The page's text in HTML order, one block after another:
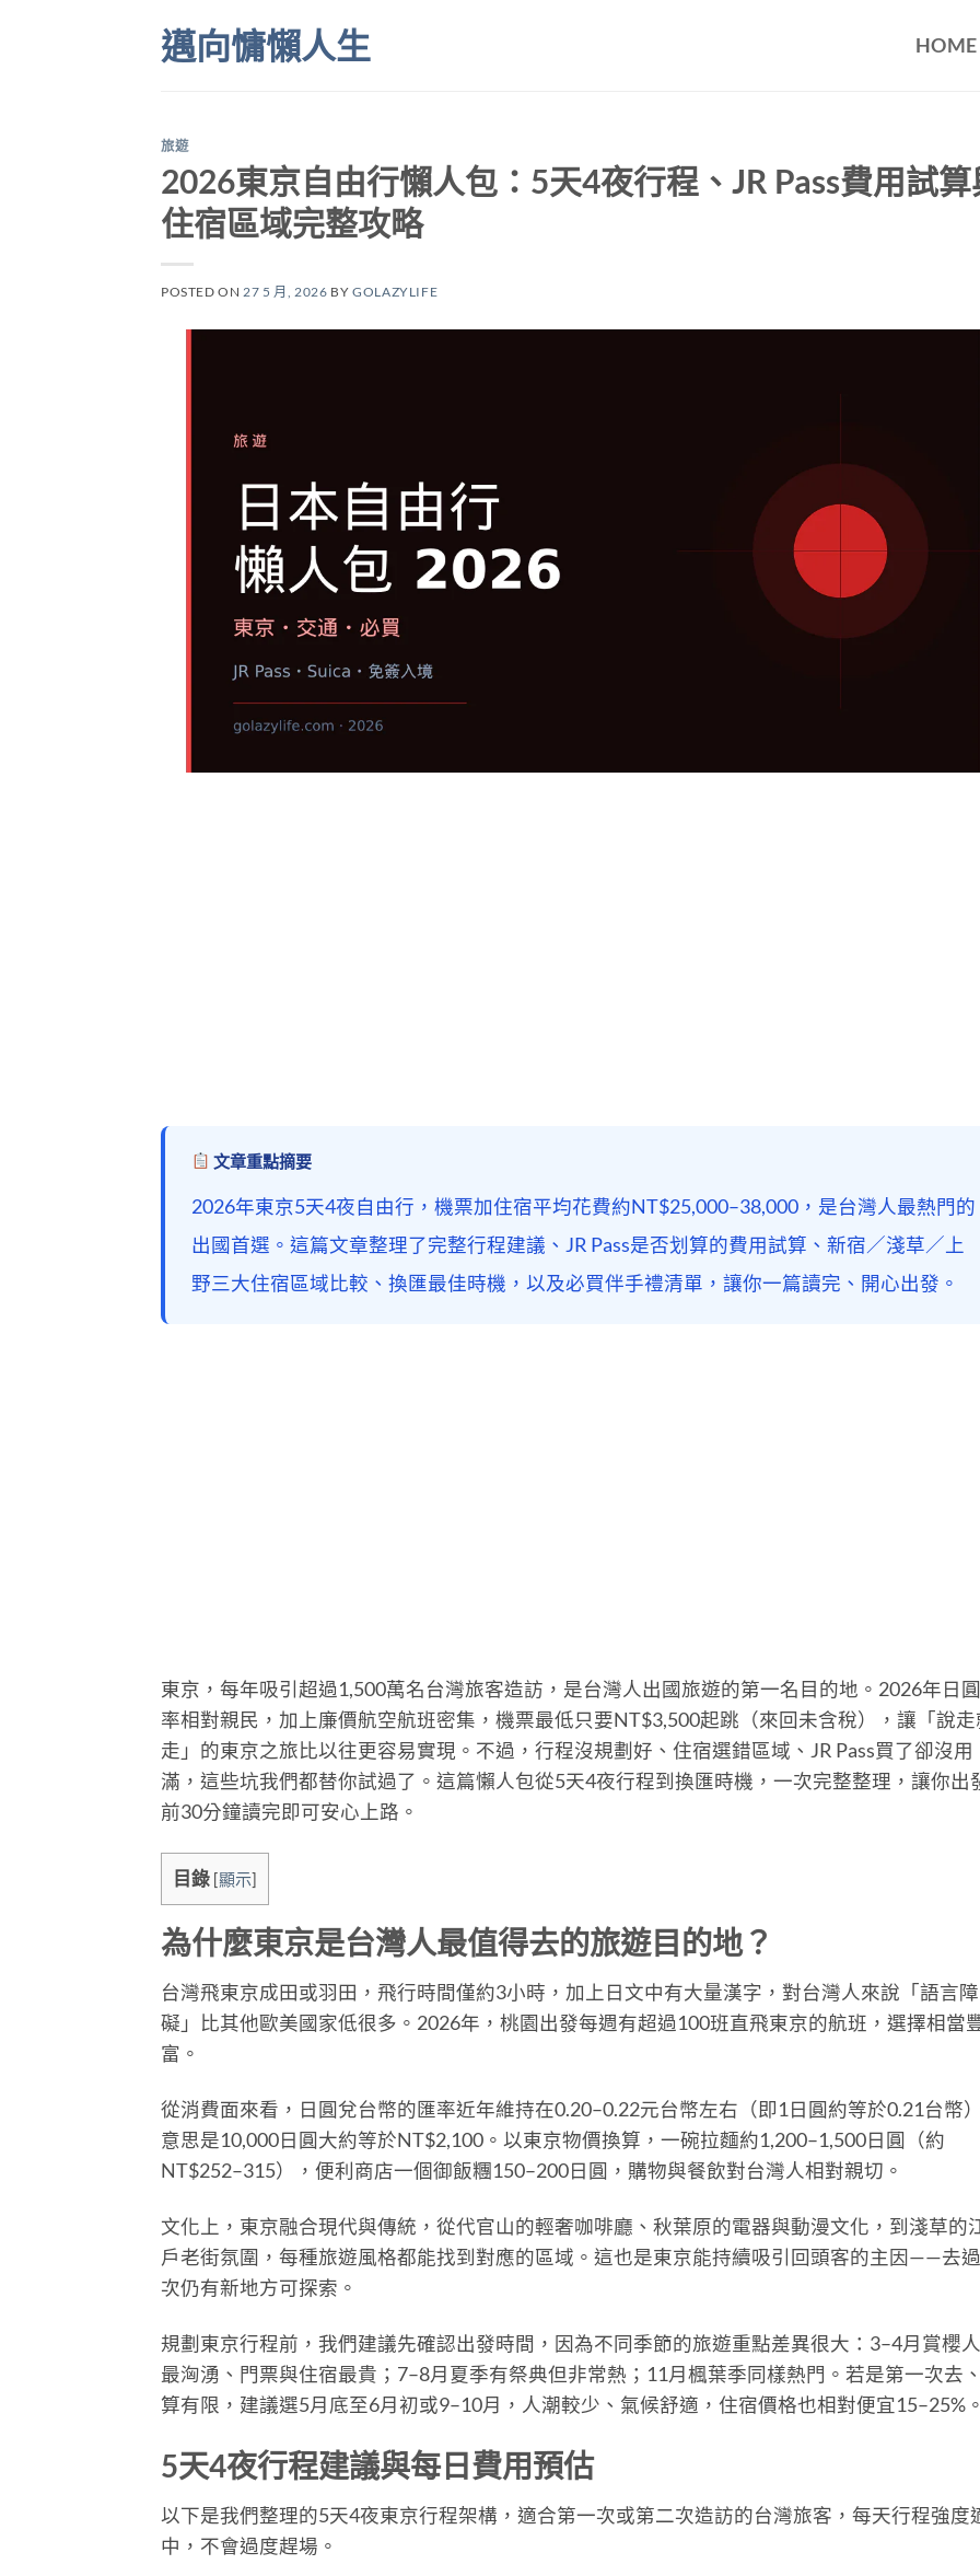
邁向慵懶人生 HOME
旅遊
2026東京自由行懶人包：5天4夜行程、JR Pass費用試算
住宿區域完整攻略
POSTED ON27 5 月, 2026 BYGOLAZYLIFE
文章重點摘要
2026年東京5天4夜自由行，機票加住宿平均花費約NT$25,000–38,000，是台灣人最熱門的
出國首選。這篇文章整理了完整行程建議、JR Pass是否划算的費用試算、新宿／淺草／上
野三大住宿區域比較、換匯最佳時機，以及必買伴手禮清單，讓你一篇讀完、開心出發。
東京，每年吸引超過1,500萬名台灣旅客造訪，是台灣人出國旅遊的第一名目的地。2026年日
率相對親民，加上廉價航空航班密集，機票最低只要NT$3,500起跳（來回未含稅），讓「說走
走」的東京之旅比以往更容易實現。不過，行程沒規劃好、住宿選錯區域、JR Pass買了卻沒用
滿，這些坑我們都替你試過了。這篇懶人包從5天4夜行程到換匯時機，一次完整整理，讓你出
前30分鐘讀完即可安心上路。
目錄 [顯示]
為什麼東京是台灣人最值得去的旅遊目的地？
台灣飛東京成田或羽田，飛行時間僅約3小時，加上日文中有大量漢字，對台灣人來說「語言障
礙」比其他歐美國家低很多。2026年，桃園出發每週有超過100班直飛東京的航班，選擇相當
富。
從消費面來看，日圓兌台幣的匯率近年維持在0.20–0.22元台幣左右（即1日圓約等於0.21台幣）
意思是10,000日圓大約等於NT$2,100。以東京物價換算，一碗拉麵約1,200–1,500日圓（約
NT$252–315），便利商店一個御飯糰150–200日圓，購物與餐飲對台灣人相對親切。
文化上，東京融合現代與傳統，從代官山的輕奢咖啡廳、秋葉原的電器與動漫文化，到淺草的
戶老街氛圍，每種旅遊風格都能找到對應的區域。這也是東京能持續吸引回頭客的主因——去
次仍有新地方可探索。
規劃東京行程前，我們建議先確認出發時間，因為不同季節的旅遊重點差異很大：3–4月賞櫻
最洶湧、門票與住宿最貴；7–8月夏季有祭典但非常熱；11月楓葉季同樣熱門。若是第一次去
算有限，建議選5月底至6月初或9–10月，人潮較少、氣候舒適，住宿價格也相對便宜15–25%。
5天4夜行程建議與每日費用預估
以下是我們整理的5天4夜東京行程架構，適合第一次或第二次造訪的台灣旅客，每天行程強度
中，不會過度趕場。